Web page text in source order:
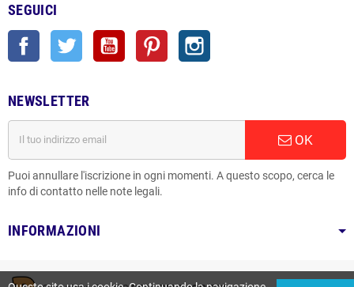
SEGUICI
Facebook Twitter YouTube Pinterest
NEWSLETTER
OK
Puoi annullare l'iscrizione in ogni momenti. A questo scopo, cerca le
info di contatto nelle note legali.
INFORMAZIONI